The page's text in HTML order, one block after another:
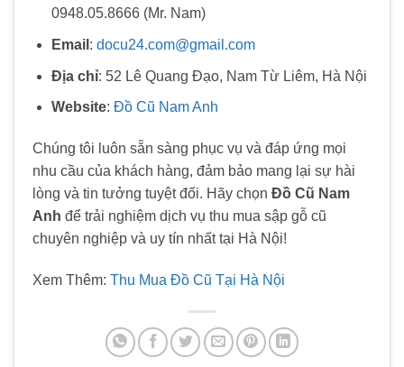
0948.05.8666 (Mr. Nam)
Email : docu24.com@gmail.com
Địa chỉ: 52 Lê Quang Đạo, Nam Từ Liêm, Hà Nội
Website: Đồ Cũ Nam Anh
Chúng tôi luôn sẵn sàng phục vụ và đáp ứng mọi
nhu cầu của khách hàng, đảm bảo mang lại sự hài
lòng và tin tưởng tuyệt đối. Hãy chọn Đồ Cũ Nam
Anh để trải nghiệm dịch vụ thu mua sập gỗ cũ
chuyên nghiệp và uy tín nhất tại Hà Nội!
Xem Thêm: Thu Mua Đồ Cũ Tại Hà Nội